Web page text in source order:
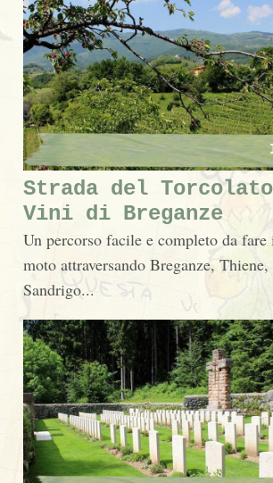
Strada del
Vini di Breganze
Un percorso facile e completo da
moto attraversando Breganze,
Sandrigo...